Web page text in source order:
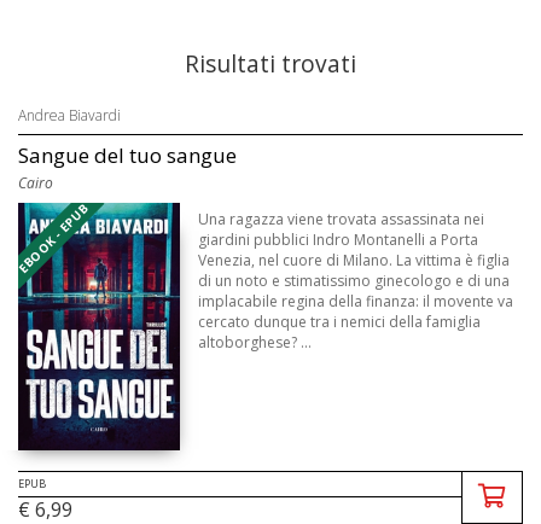
Risultati trovati
Andrea Biavardi
Sangue del tuo sangue
Cairo
EBOOK - EPUB
Una ragazza viene trovata assassinata nei
giardini pubblici Indro Montanelli a Porta
Venezia, nel cuore di Milano. La vittima è figlia
di un noto e stimatissimo ginecologo e di una
implacabile regina della finanza: il movente va
cercato dunque tra i nemici della famiglia
altoborghese? ...
EPUB
€ 6,99